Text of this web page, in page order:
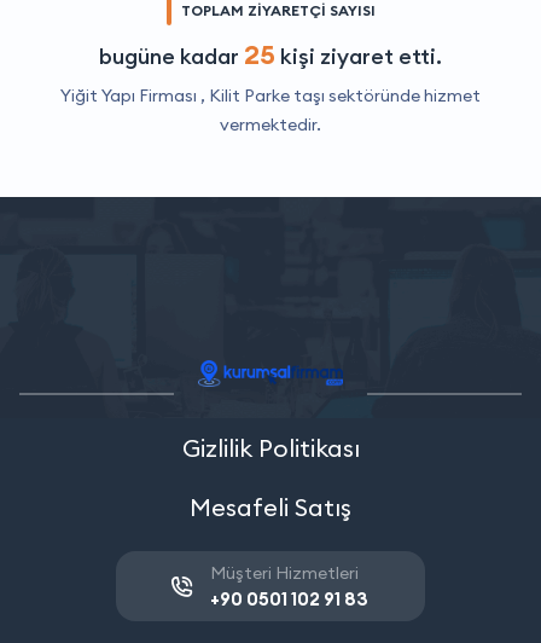
TOPLAM ZİYARETÇİ SAYISI
bugüne kadar 25 kişi ziyaret etti.
Yiğit Yapı Firması , Kilit Parke taşı sektöründe hizmet
vermektedir.
Gizlilik Politikası
Mesafeli Satış
Müşteri Hizmetleri
+90 0501 102 91 83